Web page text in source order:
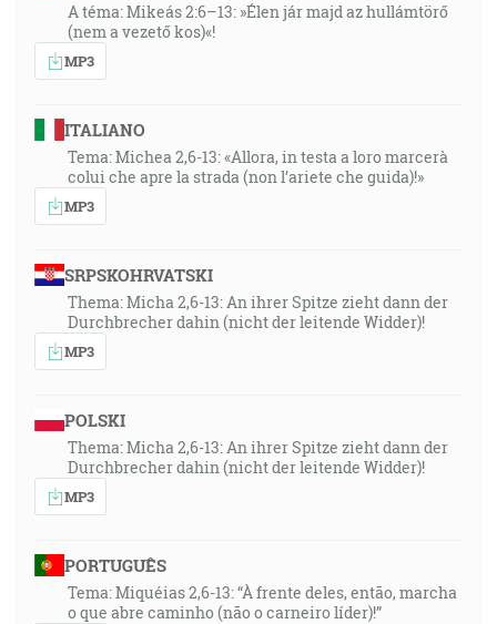
A téma: Mikeás 2:6–13: »Élen jár majd az hullámtörő
(nem a vezető kos)«!
MP3
ITALIANO
Tema: Michea 2,6-13: «Allora, in testa a loro marcerà
colui che apre la strada (non l’ariete che guida)!»
MP3
SRPSKOHRVATSKI
Thema: Micha 2,6-13: An ihrer Spitze zieht dann der
Durchbrecher dahin (nicht der leitende Widder)!
MP3
POLSKI
Thema: Micha 2,6-13: An ihrer Spitze zieht dann der
Durchbrecher dahin (nicht der leitende Widder)!
MP3
PORTUGUÊS
Tema: Miquéias 2,6-13: “À frente deles, então, marcha
o que abre caminho (não o carneiro líder)!”